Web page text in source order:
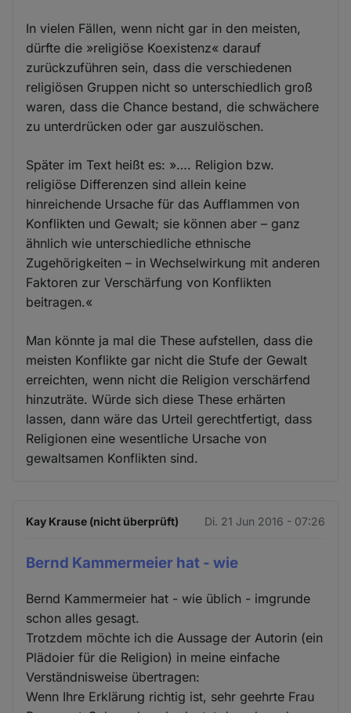
In vielen Fällen, wenn nicht gar in den meisten,
dürfte die »religiöse Koexistenz« darauf
zurückzuführen sein, dass die verschiedenen
religiösen Gruppen nicht so unterschiedlich groß
waren, dass die Chance bestand, die schwächere
zu unterdrücken oder gar auszulöschen.
Später im Text heißt es: »…. Religion bzw.
religiöse Differenzen sind allein keine
hinreichende Ursache für das Aufflammen von
Konflikten und Gewalt; sie können aber – ganz
ähnlich wie unterschiedliche ethnische
Zugehörigkeiten – in Wechselwirkung mit anderen
Faktoren zur Verschärfung von Konflikten
beitragen.«
Man könnte ja mal die These aufstellen, dass die
meisten Konflikte gar nicht die Stufe der Gewalt
erreichten, wenn nicht die Religion verschärfend
hinzuträte. Würde sich diese These erhärten
lassen, dann wäre das Urteil gerechtfertigt, dass
Religionen eine wesentliche Ursache von
gewaltsamen Konflikten sind.
Kay Krause (nicht überprüft) Di. 21 Jun 2016 - 07:26
Bernd Kammermeier hat - wie
Bernd Kammermeier hat - wie üblich - imgrunde
schon alles gesagt.
Trotzdem möchte ich die Aussage der Autorin (ein
Plädoier für die Religion) in meine einfache
Verständnisweise übertragen:
Wenn Ihre Erklärung richtig ist, sehr geehrte Frau